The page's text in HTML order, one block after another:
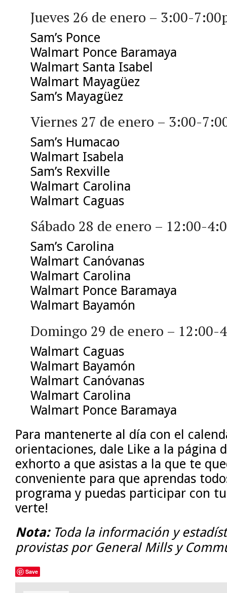
Jueves 26 de enero – 3:00-
Sam’s Ponce
Walmart Ponce Baramaya
Walmart Santa Isabel
Walmart Mayagüez
Sam’s Mayagüez
Viernes 27 de enero – 3:00-
Sam’s Humacao
Walmart Isabela
Sam’s Rexville
Walmart Carolina
Walmart Caguas
Sábado 28 de enero – 12:00-
Sam’s Carolina
Walmart Canóvanas
Walmart Carolina
Walmart Ponce Baramaya
Walmart Bayamón
Domingo 29 de enero – 12:00-
Walmart Caguas
Walmart Bayamón
Walmart Canóvanas
Walmart Carolina
Walmart Ponce Baramaya
Para mantenerte al día con el
orientaciones, dale Like a la página
exhorto a que asistas a la que te
conveniente para que aprendas
programa y puedas participar con tu
verte!
Nota:Toda la información y
provistas por General Mills y
Save